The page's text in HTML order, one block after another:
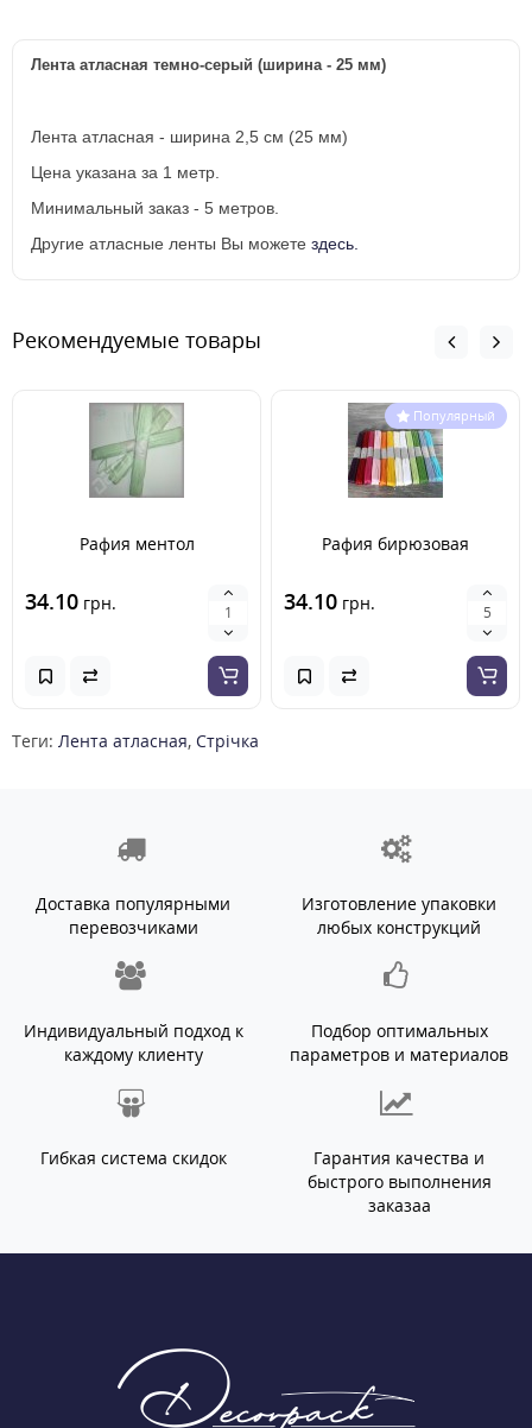
Лента атласная темно-серый (ширина - 25 мм)
Лента атласная - ширина 2,5 см (25 мм)
Цена указана за 1 метр.
Минимальный заказ - 5 метров.
Другие атласные ленты Вы можете здесь.
Рекомендуемые товары
Рафия ментол
34.10 грн.
Популярный
Рафия бирюзовая
34.10 грн.
Теги: Лента атласная, Стрічка
Доставка популярными
перевозчиками
Изготовление упаковки
любых конструкций
Индивидуальный подход к
каждому клиенту
Подбор оптимальных
параметров и материалов
Гибкая система скидок
Гарантия качества и
быстрого выполнения
заказаа